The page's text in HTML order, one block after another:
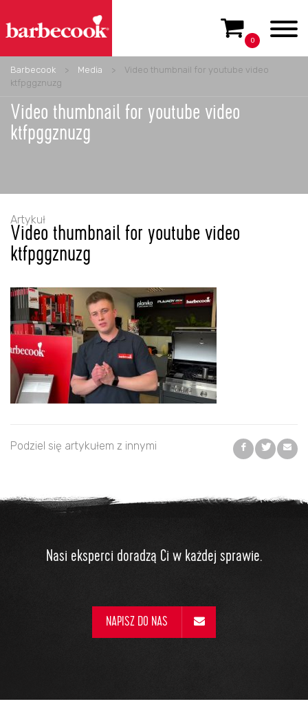
0
Barbecook > Media >
Video thumbnail for youtube video
ktfpggznuzg
Video thumbnail for youtube video
ktfpggznuzg
Artykuł
Video thumbnail for youtube video
ktfpggznuzg
Podziel się artykułem z innymi
Nasi eksperci doradzą Ci w każdej sprawie.
NAPISZ DO NAS